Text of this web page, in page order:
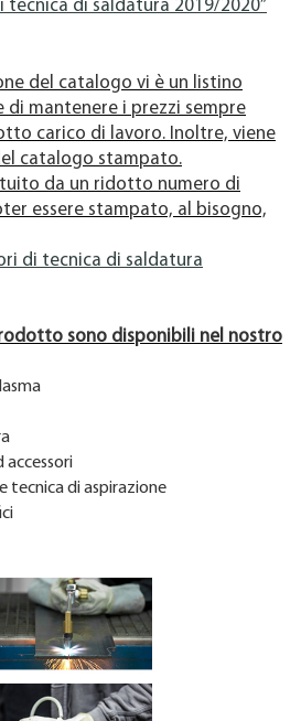
tecnica di saldatura 2019/2020”
del catalogo vi è un listino
di mantenere i prezzi sempre
carico di lavoro. Inoltre, viene
catalogo stampato.
da un ridotto numero di
essere stampato, al bisogno,
di tecnica di saldatura
sono disponibili nel nostro
accessori
tecnica di aspirazione